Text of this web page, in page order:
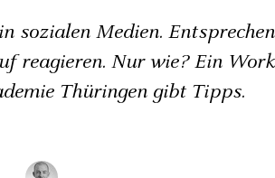
sozialen Medien.
reagieren. Nur wie? Ein
Thüringen gibt Tipps.